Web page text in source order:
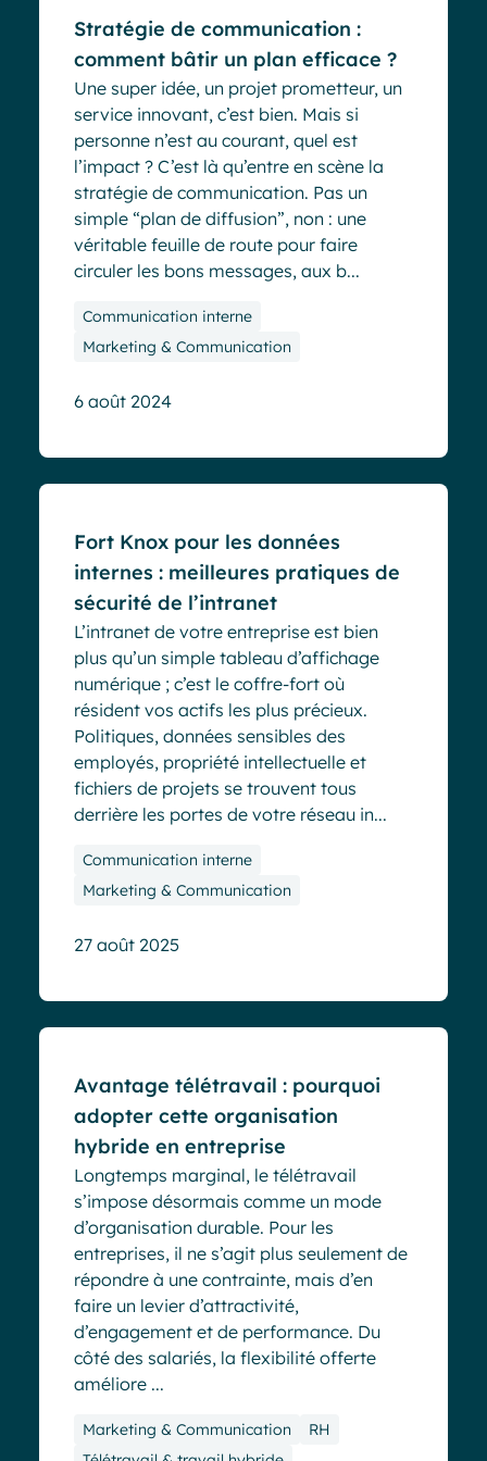
Stratégie de communication :
comment bâtir un plan efficace ?
Une super idée, un projet prometteur, un
service innovant, c’est bien. Mais si
personne n’est au courant, quel est
l’impact ? C’est là qu’entre en scène la
stratégie de communication. Pas un
simple “plan de diffusion”, non : une
véritable feuille de route pour faire
circuler les bons messages, aux b...
Communication interne
Marketing & Communication
6 août 2024
Fort Knox pour les données
internes : meilleures pratiques de
sécurité de l’intranet
L’intranet de votre entreprise est bien
plus qu’un simple tableau d’affichage
numérique ; c’est le coffre-fort où
résident vos actifs les plus précieux.
Politiques, données sensibles des
employés, propriété intellectuelle et
fichiers de projets se trouvent tous
derrière les portes de votre réseau in...
Communication interne
Marketing & Communication
27 août 2025
Avantage télétravail : pourquoi
adopter cette organisation
hybride en entreprise
Longtemps marginal, le télétravail
s’impose désormais comme un mode
d’organisation durable. Pour les
entreprises, il ne s’agit plus seulement de
répondre à une contrainte, mais d’en
faire un levier d’attractivité,
d’engagement et de performance. Du
côté des salariés, la flexibilité offerte
améliore ...
Marketing & Communication
RH